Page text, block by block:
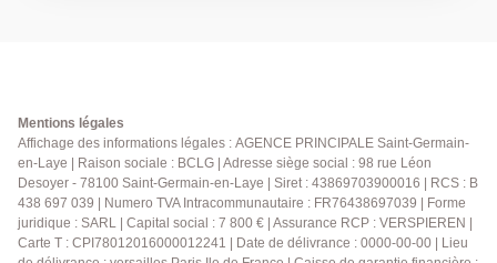
douche et placards, Wc indépendant. A l'étage le
palier dessert 2 chambres spacieuses dont 1 avec
rangement, bureau sur mezzanine, salle de bains, Wc
et un dressing. Au sous-sol, pièce palière avec
rangement sous escalier, garage, cave à vin, laverie
et atelier bricolage. Contactez nous au 01.39.04.09.09
Mentions légales
Affichage des informations légales : AGENCE PRINCIPALE Saint-Germain-
en-Laye | Raison sociale : BCLG | Adresse siège social : 98 rue Léon
Desoyer - 78100 Saint-Germain-en-Laye | Siret : 43869703900016 | RCS : B
438 697 039 | Numero TVA Intracommunautaire : FR76438697039 | Forme
juridique : SARL | Capital social : 7 800 € | Assurance RCP : VERSPIEREN |
Carte T : CPI78012016000012241 | Date de délivrance : 0000-00-00 | Lieu